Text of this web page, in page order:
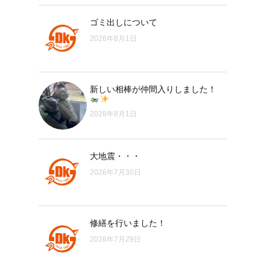
ゴミ出しについて
2026年8月1日
新しい相棒が仲間入りしました！
2026年8月1日
大地震・・・
2026年7月30日
修繕を行いました！
2026年7月29日